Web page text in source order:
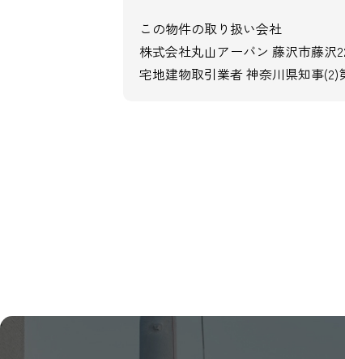
この物件の取り扱い会社
株式会社丸山アーバン 藤沢市藤沢
宅地建物取引業者 神奈川県知事(2)